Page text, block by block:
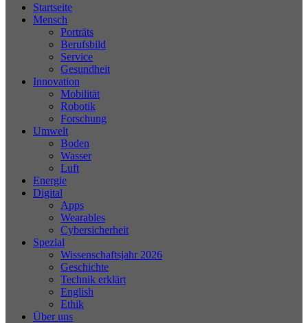
Startseite
Mensch
Porträts
Berufsbild
Service
Gesundheit
Innovation
Mobilität
Robotik
Forschung
Umwelt
Boden
Wasser
Luft
Energie
Digital
Apps
Wearables
Cybersicherheit
Spezial
Wissenschaftsjahr 2026
Geschichte
Technik erklärt
English
Ethik
Über uns